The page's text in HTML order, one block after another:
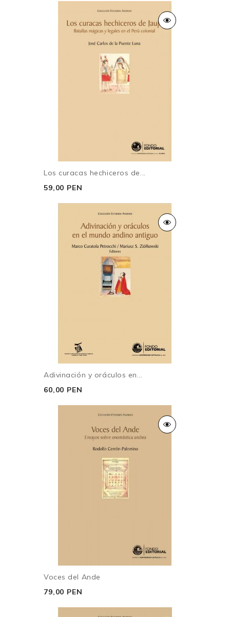
Los curacas hechiceros de...
59,00 PEN
Adivinación y oráculos en...
60,00 PEN
Voces del Ande
79,00 PEN